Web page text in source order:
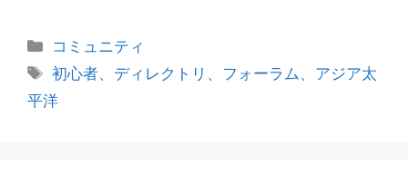
カ
テ
リ
コミュニティ
タ
グ
初心者、ディレクトリ、フォーラム、アジア太
平洋